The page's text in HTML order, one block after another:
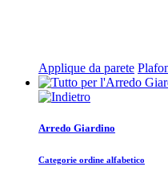
Applique da parete
Arredo Giardino
Categorie ordine alfabetico